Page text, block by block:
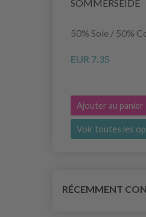
SOMMERSEIDE
50% Soie / 50%
EUR 7.35
Ajouter au panier
Voir toutes les
RÉCEMMENT